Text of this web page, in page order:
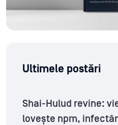
Ultimele postări
Shai-Hulud revine:
lovește npm,